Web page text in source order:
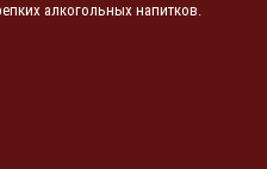
алкогольных напитков.